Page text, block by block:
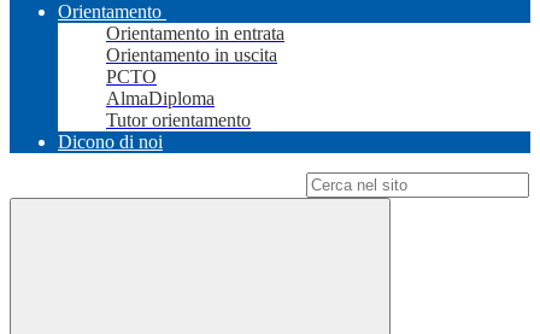
Orientamento
Orientamento in entrata
Orientamento in uscita
PCTO
AlmaDiploma
Tutor orientamento
Dicono di noi